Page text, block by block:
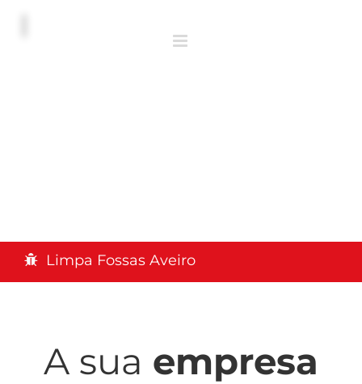
Limpa Fossas Aveiro
A sua empresa